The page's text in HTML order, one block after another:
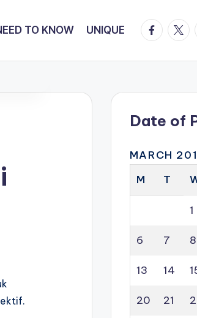
TO KNOW UNIQUE
Date of
MARCH
M
T
1
6 7 8
13 14
20 21